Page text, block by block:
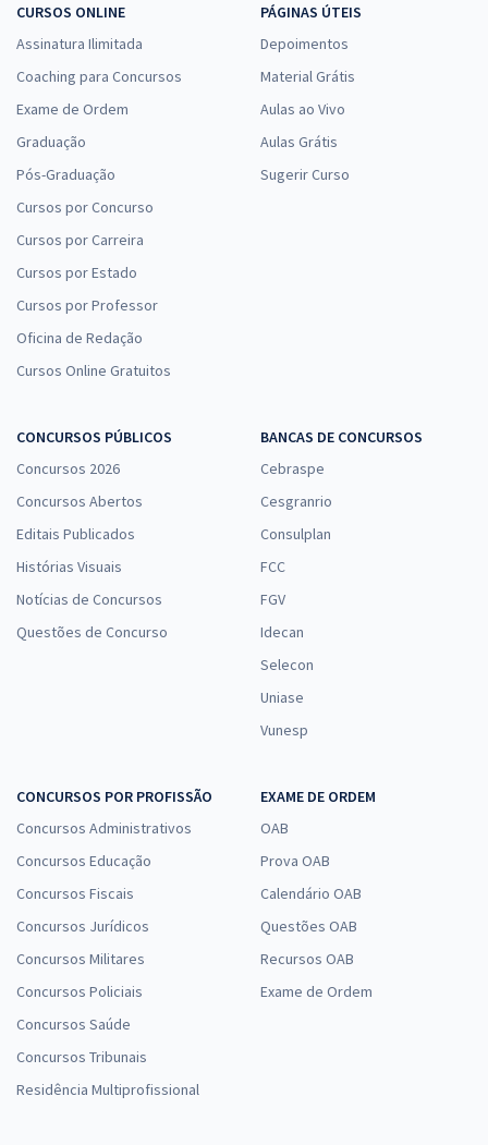
CURSOS ONLINE
Assinatura Ilimitada
Coaching para Concursos
Exame de Ordem
Graduação
Pós-Graduação
Cursos por Concurso
Cursos por Carreira
Cursos por Estado
Cursos por Professor
Oficina de Redação
Cursos Online Gratuitos
PÁGINAS ÚTEIS
Depoimentos
Material Grátis
Aulas ao Vivo
Aulas Grátis
Sugerir Curso
CONCURSOS PÚBLICOS
Concursos 2026
Concursos Abertos
Editais Publicados
Histórias Visuais
Notícias de Concursos
Questões de Concurso
BANCAS DE CONCURSOS
Cebraspe
Cesgranrio
Consulplan
FCC
FGV
Idecan
Selecon
Uniase
Vunesp
CONCURSOS POR PROFISSÃO
Concursos Administrativos
Concursos Educação
Concursos Fiscais
Concursos Jurídicos
Concursos Militares
Concursos Policiais
Concursos Saúde
Concursos Tribunais
Residência Multiprofissional
EXAME DE ORDEM
OAB
Prova OAB
Calendário OAB
Questões OAB
Recursos OAB
Exame de Ordem